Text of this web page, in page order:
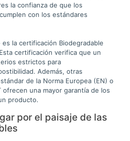
la confianza de que los
con los estándares
la certificación Biodegradable
certificación verifica que un
estrictos para
Además, otras
de la Norma Europea (EN) o
ofrecen una mayor garantía de los
producto.
por el paisaje de las